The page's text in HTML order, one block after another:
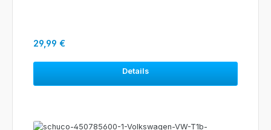
Regulärer Preis:
29,99 €
Details